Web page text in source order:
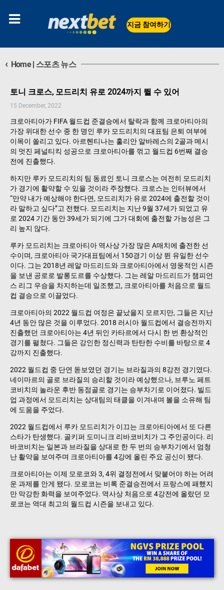
지금 참여하기
‹ Home | 스포츠 뉴스
토니 크로스, 모드리치 유로 2024까지 뛸 수 있어
15 December, 2022
크로아티아가 FIFA 월드컵 준결승에서 탈락과 함께 크로아티아의
가장 위대한 선수 중 한 명인 루카 모드리치의 대표팀 은퇴 여부에
이목이 쏠리고 있다. 아르헨티나는 훌리안 알바레스의 2골과 메시
의 멋진 페널티킥 성공으로 크로아티아를 꺾고 월드컵 6번째 결승
전에 진출했다.
하지만 루카 모드리치의 팀 동료인 토니 크로스는 여전히 모드리치
가 경기에 활약할 수 있을 것이라 주장했다. 크로스는 인터뷰에서
“만약 내가 예상해야 한다면, 모드리치가 유로 2024에 출전할 것이
라 말하고 싶다”고 전했다. 모드리치는 지난 9월 37세가 되었고 유
로 2024 기간 동안 39세가 되기에 그가 대회에 출전할 가능성은 그
리 높지 않다.
루카 모드리치는 크로아티아 역사상 가장 많은 A매치에 출전한 선
수이며, 크로아티아 국가대표팀에서 150경기 이상 뛴 유일한 선수
이다. 그는 2018년 레알 마드리드와 크로아티아에서 영웅적인 시즌
을 보낸 공로로 발롱도르를 수상했다. 그는 레알 마드리드가 챔피언
스 리그 우승을 차지하는데 일조했고, 크로아티아를 처음으로 월드
컵 결승으로 이끌었다.
크로아티아의 2022 월드컵 여정은 끝났을지 모르지만, 그들은 지난
4년 동안 많은 것을 이루었다. 2018 러시아 월드컵에서 결승전까지
진출했던 크로아티아는 4년 뒤인 카타르에서 다시 한 번 환상적인
경기를 펼쳤다. 그들은 강인한 정신력과 탄탄한 수비를 바탕으로 4
강까지 진출했다.
2022 월드컵 중 단연 돋보였던 경기는 브라질과의 8강전 경기였다.
네이마르의 골로 브라질의 승리할 것이라 예상했으나, 브루노 페트
코비치의 놀라운 후반 동점골로 경기는 승부차기로 이어졌다. 빌드
업 과정에서 모드리치는 상대팀의 태클을 이겨내며 볼을 소유해 팀
에 도움을 주었다.
2022 월드컵에서 루카 모드리치가 이끄는 크로아티아에서 또 다른
스타가 탄생했다. 골키퍼 도미니크 리바코비치가 그 주인공이다. 리
바코비치는 일본과 브라질을 상대로 한 두 번의 승부차기에서 엄청
난 활약을 보여주며 크로아티아를 4강에 올린 주요 공신이 됐다.
크로아티아는 이제 모로코와 3, 4위 결정전에서 맞붙어야 하는 어려
운 과제를 안게 됐다. 모로코는 비록 준결승전에서 프랑스에 패했지
만 막강한 화력을 보여주었다. 역사상 처음으로 4강전에 올랐던 모
로코는 역대 최고의 월드컵 시즌을 보내고 있다.